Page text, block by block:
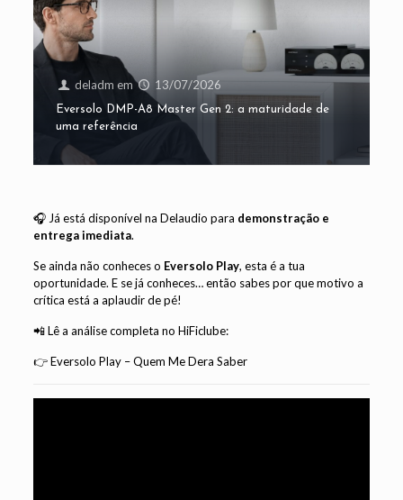
deladm em 13/07/2026
Eversolo DMP-A8 Master Gen 2: a maturidade de
uma referência
🎧 Já está disponível na Delaudio para demonstração e
entrega imediata.
Se ainda não conheces o Eversolo Play, esta é a tua
oportunidade. E se já conheces… então sabes por que motivo a
crítica está a aplaudir de pé!
📲 Lê a análise completa no HiFiclube:
👉Eversolo Play – Quem Me Dera Saber